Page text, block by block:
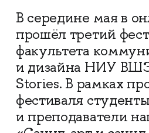
В середине мая в
прошёл третий
факультета
и дизайна НИУ
Stories. В рамках
фестиваля студенты
и преподаватели